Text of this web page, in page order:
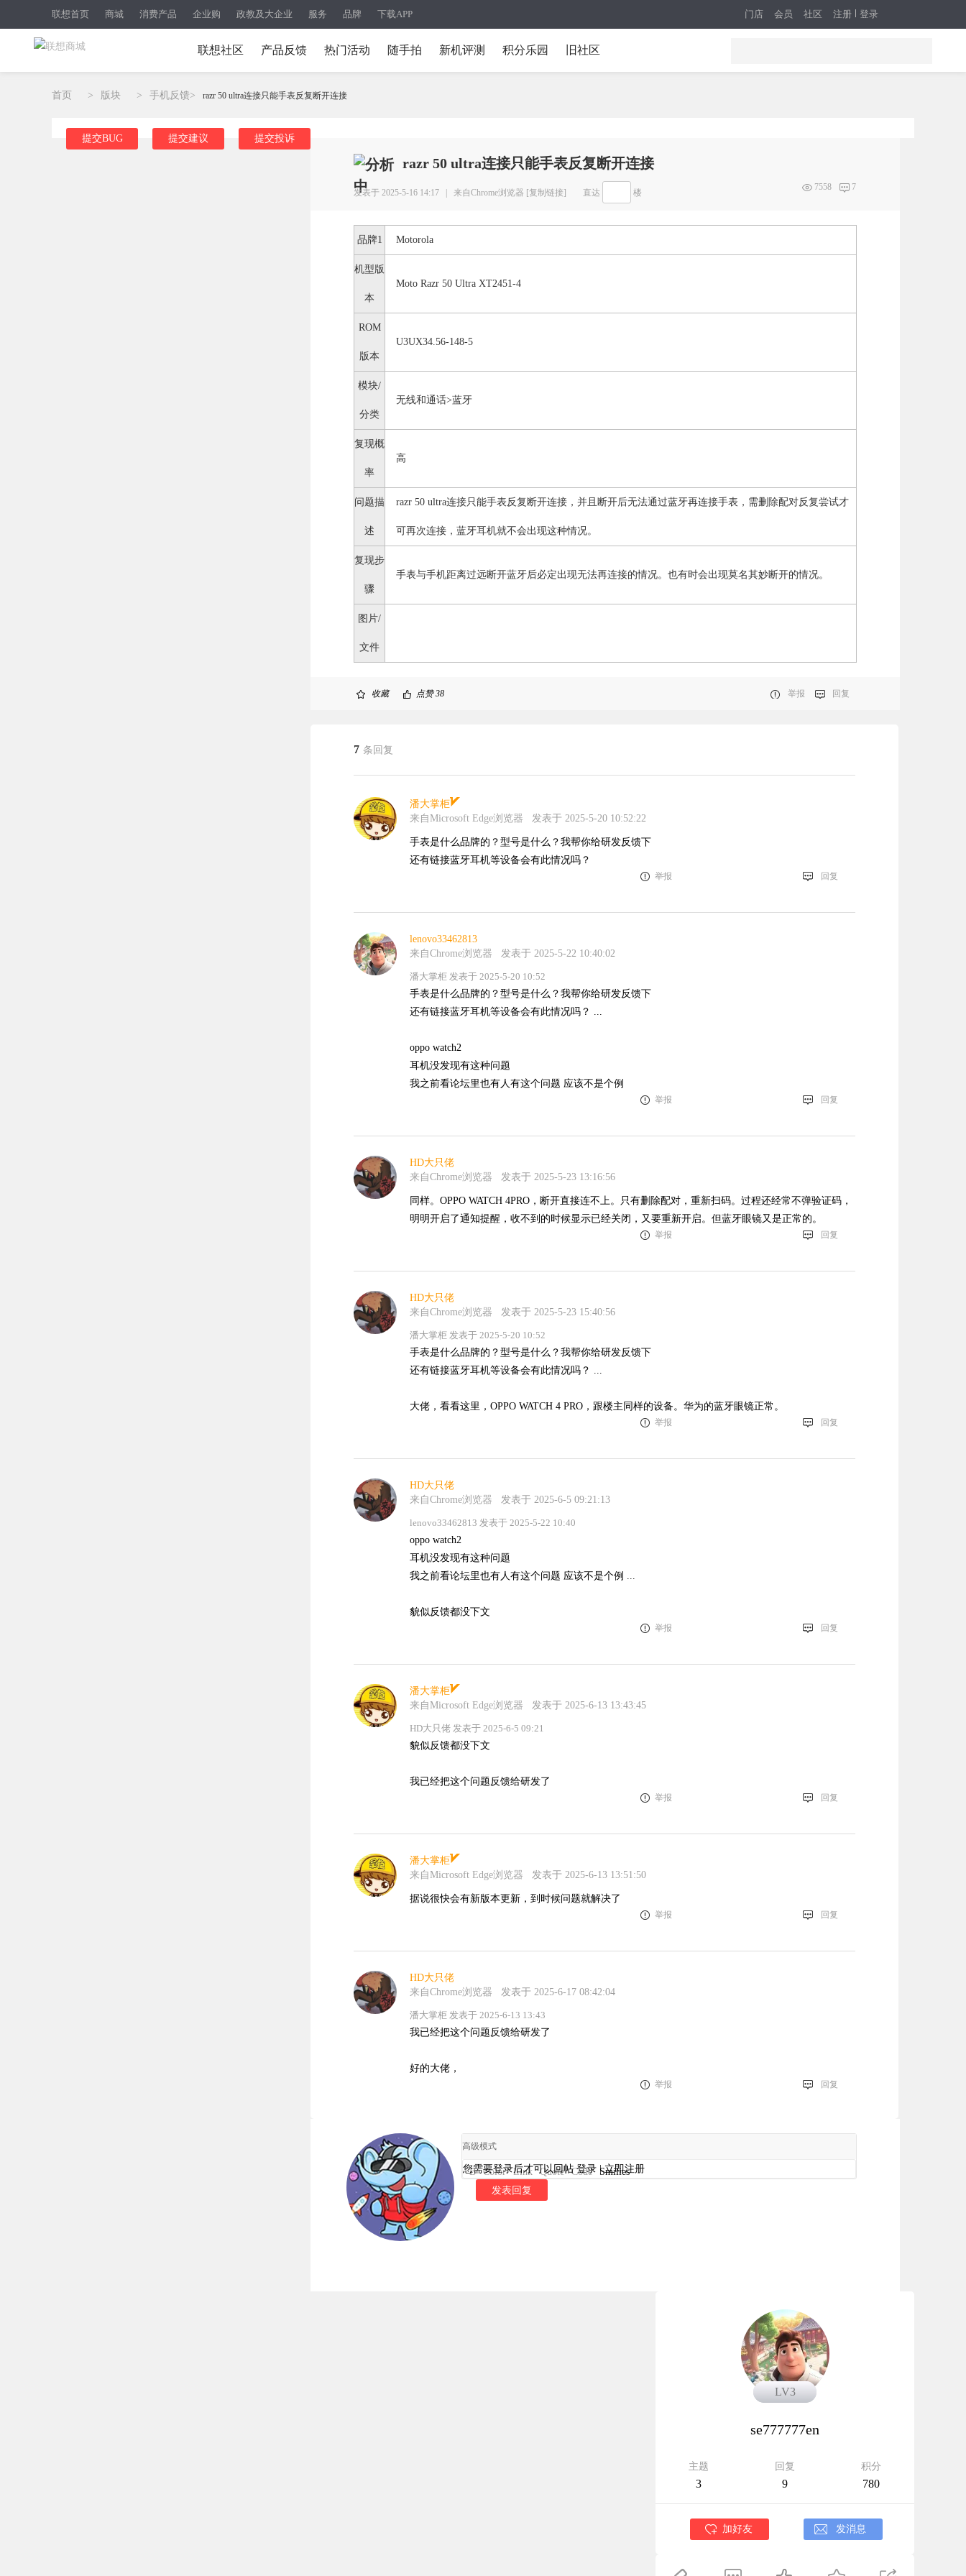
联想首页 商城 消费产品 企业购 政教及大企业 服务 品牌 下载APP 注册 登录
门店 会员 社区
联想社区 产品反馈 热门活动 随手拍 新机评测 积分乐园 旧社区
首页 > 版块 > 手机反馈> razr 50 ultra连接只能手表反复断开连接
提交BUG 提交建议 提交投诉
razr 50 ultra连接只能手表反复断开连接
发表于 2025-5-16 14:17 | 来自Chrome浏览器 [复制链接] 直达 楼
7558 7
品牌1 Motorola
机型版
本
Moto Razr 50 Ultra XT2451-4
ROM
版本
U3UX34.56-148-5
模块/
分类
无线和通话>蓝牙
复现概
率
高
问题描
述
razr 50 ultra连接只能手表反复断开连接，并且断开后无法通过蓝牙再连接手表，需删除配对反复尝试才
可再次连接，蓝牙耳机就不会出现这种情况。
复现步
骤
手表与手机距离过远断开蓝牙后必定出现无法再连接的情况。也有时会出现莫名其妙断开的情况。
图片/
文件
收藏 点赞38 举报 回复
7 条回复
潘大掌柜
来自Microsoft Edge浏览器
发表于 2025-5-20 10:52:22
手表是什么品牌的？型号是什么？我帮你给研发反馈下
还有链接蓝牙耳机等设备会有此情况吗？
回复
举报
lenovo33462813
来自Chrome浏览器
发表于 2025-5-22 10:40:02
潘大掌柜 发表于 2025-5-20 10:52
手表是什么品牌的？型号是什么？我帮你给研发反馈下
还有链接蓝牙耳机等设备会有此情况吗？ ...
oppo watch2
耳机没发现有这种问题
我之前看论坛里也有人有这个问题 应该不是个例
回复
举报
HD大只佬
来自Chrome浏览器
发表于 2025-5-23 13:16:56
同样。OPPO WATCH 4PRO，断开直接连不上。只有删除配对，重新扫码。过程还经常不弹验证码，
明明开启了通知提醒，收不到的时候显示已经关闭，又要重新开启。但蓝牙眼镜又是正常的。
回复
举报
HD大只佬
来自Chrome浏览器
发表于 2025-5-23 15:40:56
潘大掌柜 发表于 2025-5-20 10:52
手表是什么品牌的？型号是什么？我帮你给研发反馈下
还有链接蓝牙耳机等设备会有此情况吗？ ...
大佬，看看这里，OPPO WATCH 4 PRO，跟楼主同样的设备。华为的蓝牙眼镜正常。
回复
举报
HD大只佬
来自Chrome浏览器
发表于 2025-6-5 09:21:13
lenovo33462813 发表于 2025-5-22 10:40
oppo watch2
耳机没发现有这种问题
我之前看论坛里也有人有这个问题 应该不是个例 ...
貌似反馈都没下文
回复
举报
潘大掌柜
来自Microsoft Edge浏览器
发表于 2025-6-13 13:43:45
HD大只佬 发表于 2025-6-5 09:21
貌似反馈都没下文
我已经把这个问题反馈给研发了
回复
举报
潘大掌柜
来自Microsoft Edge浏览器
发表于 2025-6-13 13:51:50
据说很快会有新版本更新，到时候问题就解决了
回复
举报
HD大只佬
来自Chrome浏览器
发表于 2025-6-17 08:42:04
潘大掌柜 发表于 2025-6-13 13:43
我已经把这个问题反馈给研发了
好的大佬，
回复
举报
高级模式
B Color Link Quote Code Smilies
您需要登录后才可以回帖登录 |立即注册
发表回复
LV3
LV3
se777777en
主题
3
回复
9
积分
780
加好友 发消息